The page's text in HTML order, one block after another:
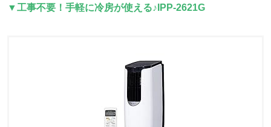
▼工事不要！手軽に冷房が使える♪IPP-2621G